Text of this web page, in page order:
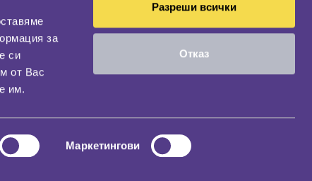
за
си
от Вас
им.
Маркетингови
Разреши всички
Отказ
VREDESTEIN (467)
мрежа
НАШИЯТ БЛОГ